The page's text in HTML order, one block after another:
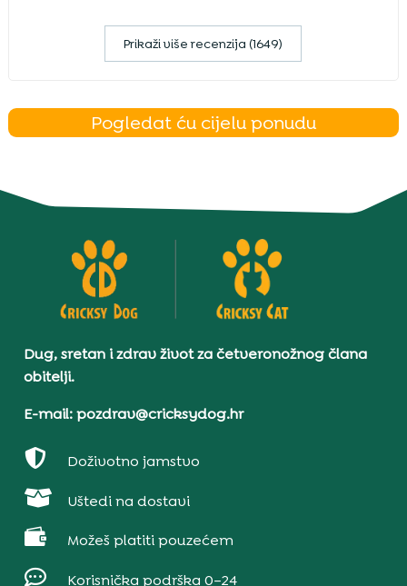
Prikaži više recenzija (1649)
Pogledat ću cijelu ponudu
Dug, sretan i zdrav život za četveronožnog člana
obitelji.
E-mail: pozdrav@cricksydog.hr
 Doživotno jamstvo
 Uštedi na dostavi
 Možeš platiti pouzećem
 Korisnička podrška 0–24